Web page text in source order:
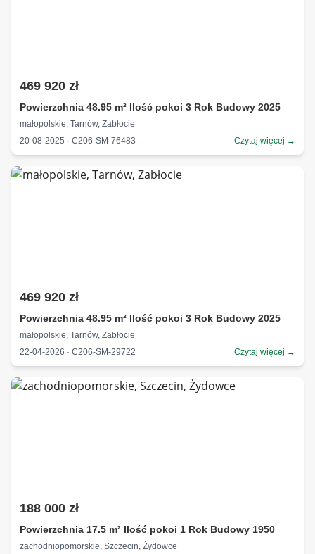
469 920 zł
Powierzchnia 48.95 m² Ilość pokoi 3 Rok Budowy 2025
małopolskie, Tarnów, Zabłocie
20-08-2025 · C206-SM-76483
Czytaj więcej →
469 920 zł
Powierzchnia 48.95 m² Ilość pokoi 3 Rok Budowy 2025
małopolskie, Tarnów, Zabłocie
22-04-2026 · C206-SM-29722
Czytaj więcej →
188 000 zł
Powierzchnia 17.5 m² Ilość pokoi 1 Rok Budowy 1950
zachodniopomorskie, Szczecin, Żydowce